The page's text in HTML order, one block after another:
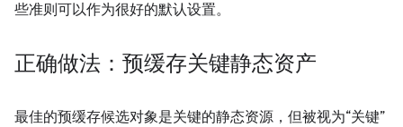
些准则可以作为很好的默认设置。
正确做法：预缓存关键静态资产
最佳的预缓存候选对象是关键的静态资源，但被视为“关键”